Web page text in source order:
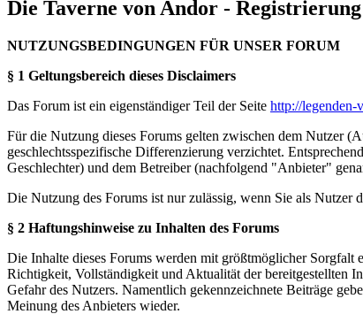
Die Taverne von Andor - Registrierung
NUTZUNGSBEDINGUNGEN FÜR UNSER FORUM
§ 1 Geltungsbereich dieses Disclaimers
Das Forum ist ein eigenständiger Teil der Seite http://legenden-
Für die Nutzung dieses Forums gelten zwischen dem Nutzer
geschlechtsspezifische Differenzierung verzichtet.
Geschlechter) und dem Betreiber (nachfolgend "Anbieter"
Die Nutzung des Forums ist nur zulässig, wenn Sie als Nutzer
§ 2 Haftungshinweise zu Inhalten des Forums
Die Inhalte dieses Forums werden mit größtmöglicher
Richtigkeit, Vollständigkeit und Aktualität der bereitgestellten
Gefahr des Nutzers. Namentlich gekennzeichnete Beiträge
Meinung des Anbieters wieder.